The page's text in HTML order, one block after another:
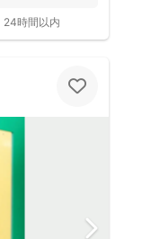
24時間以内